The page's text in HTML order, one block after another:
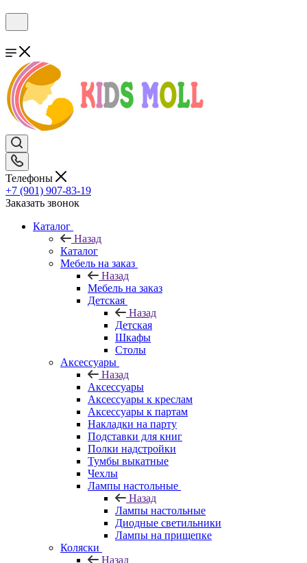
Телефоны
+7 (901) 907-83-19
Заказать звонок
Каталог
Назад
Каталог
Мебель на заказ
Назад
Мебель на заказ
Детская
Назад
Детская
Шкафы
Столы
Аксессуары
Назад
Аксессуары
Аксессуары к креслам
Аксессуары к партам
Накладки на парту
Подставки для книг
Полки надстройки
Тумбы выкатные
Чехлы
Лампы настольные
Назад
Лампы настольные
Диодные светильники
Лампы на прищепке
Коляски
Назад